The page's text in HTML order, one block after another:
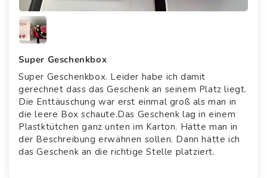
Super Geschenkbox
Super Geschenkbox. Leider habe ich damit
gerechnet dass das Geschenk an seinem Platz liegt.
Die Enttäuschung war erst einmal groß als man in
die leere Box schaute.Das Geschenk lag in einem
Plastktütchen ganz unten im Karton. Hätte man in
der Beschreibung erwähnen sollen. Dann hätte ich
das Geschenk an die richtige Stelle platziert.